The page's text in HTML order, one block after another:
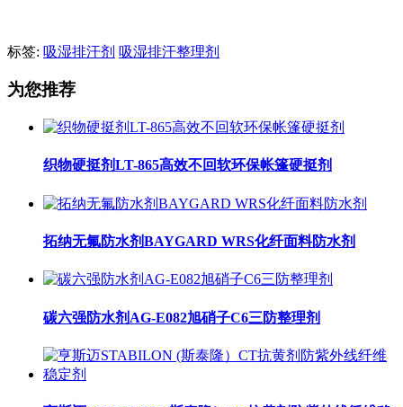
标签: 吸湿排汗剂 吸湿排汗整理剂
为您推荐
织物硬挺剂LT-865高效不回软环保帐篷硬挺剂
拓纳无氟防水剂BAYGARD WRS化纤面料防水剂
碳六强防水剂AG-E082旭硝子C6三防整理剂